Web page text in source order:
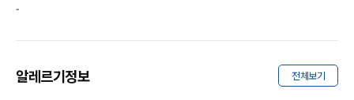
-
알레르기정보 전체보기